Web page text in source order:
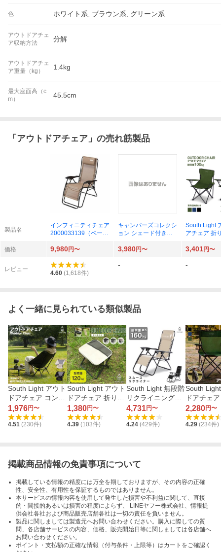
色 ホワイト系, ブラウン系, グリーン系
アウトドアチェ
ア収納方法
分解
アウトドアチェ
ア重量（kg）
1.4kg
最大座面高（c
m）
45.5cm
「 アウトドアチェア 」の売れ筋製品
製品名
インフィニティチェア
2000033139（ベージ
キャンパーズコレクシ
ョン シェード付きア
10 BK（ブラック）
South Light
アチェア 折
価格
9,980円〜 3,980円〜 3,401円〜
レビュー
4.60 (1,618件)
- -
よく一緒に見られている類似製品
South Light アウト
ドアチェア コンパ
クトローチェア sl-
yz65
1,976円〜
4.51 (230件)
South Light アウト
ドアチェア 折り畳
み式 sl-yz27
1,380円〜
4.39 (103件)
South Light 無段階
リクライニングチ
ェア 折り畳み式 sl
-yz1070
4,731円〜
4.24 (429件)
South
ドアチェ
み式 sl-
2,280円〜
4.29 (234件)
掲載商品情報の免責事項について
掲載している情報の精度には万全を期しておりますが、その内容の正確
性、安全性、有用性を保証するものではありません。
本サービスの情報内容を使用して発生した損害や不利益に関して、直接
的・間接的あるいは損害の程度によらず、 LINEヤフー株式会社、情報提
供会社各社および商品販売店舗各社は一切の責任を負いません。
製品に関しましては製造元へお問い合わせください。購入に際しての質
問、各店舗サービスの内容、価格、販売開始日等に関しましては各店舗へ
お問い合わせください。
ポイント・支払額の正確な情報（付与条件・上限等）はカートをご確認く